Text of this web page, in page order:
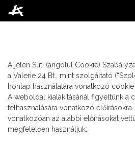
A jelen Süti (angolul Cookie)
a Valerie 24 Bt., mint szolgáltató
honlap használatára vonatkozó
A weboldal kialakításánál figyeltünk a
felhasználására vonatkozó előírásokra.
vonatkozóan az alábbi előírásokat
megfelelően használjuk: